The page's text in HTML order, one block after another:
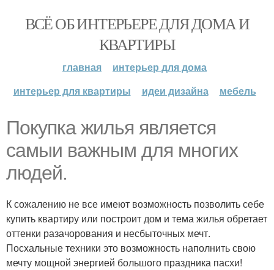
ВСЁ ОБ ИНТЕРЬЕРЕ ДЛЯ ДОМА И
КВАРТИРЫ
главная
интерьер для дома
интерьер для квартиры
идеи дизайна мебель
Покупка жилья является
самыи важным для многих
людей.
К сожалению не все имеют возможность позволить себе
купить квартиру или построит дом и тема жилья обретает
оттенки разачорования и несбыточных мечт.
Посхальные техники это возможность наполнить свою
мечту мощной энергией большого праздника пасхи!